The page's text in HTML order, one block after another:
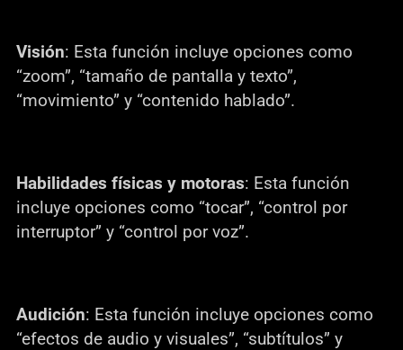
Visión: Esta función incluye opciones como
“zoom”, “tamaño de pantalla y texto”,
“movimiento” y “contenido hablado”.
Habilidades físicas y motoras: Esta función
incluye opciones como “tocar”, “control por
interruptor” y “control por voz”.
Audición: Esta función incluye opciones como
“efectos de audio y visuales”, “subtítulos” y